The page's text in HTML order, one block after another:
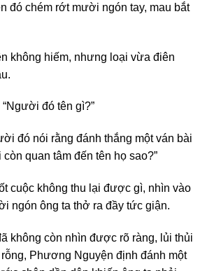
đó chém rớt mười ngón tay, mau bắt
không hiếm, nhưng loại vừa điên
đó tên gì?”
đó nói rằng đánh thắng một ván bài
quan tâm đến tên họ sao?”
cuộc không thu lại được gì, nhìn vào
ngón ông ta thở ra đầy tức giận.
không còn nhìn được rõ ràng, lủi thủi
Phương Nguyện định đánh một